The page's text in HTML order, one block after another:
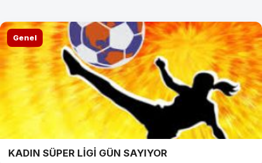
Genel
KADIN SÜPER LİGİ GÜN SAYIYOR